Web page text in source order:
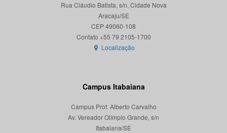
Rua Cláudio Batista, s/n, Cidade Nova
Aracaju/SE
CEP 49060-108
Localização
Campus Itabaiana
Campus Prof. Alberto Carvalho
Av. Vereador Olímpio Grande, s/n
Itabaiana/SE